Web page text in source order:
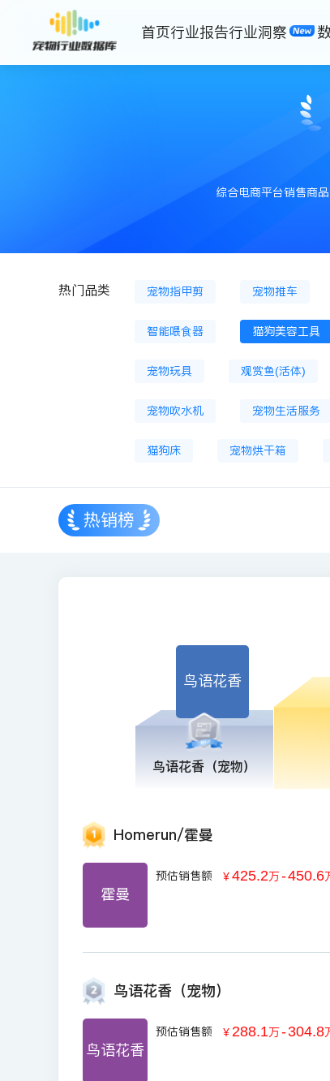
首页行业报告行业洞察
综合电商平台销售商
热门品类
狗零食餐盒
狗营养膏 猫用鱼油等
宠物指甲剪 宠物推车
智能喂食器 猫狗美容工具
宠物玩具 观赏鱼(活体)
宠物吹水机 宠物生活服务
猫狗床 宠物烘干箱
热销榜
鸟语花香
鸟语花香（宠物）
Homerun/霍曼
霍曼
预估销售额 ￥425.2万-450.6
鸟语花香（宠物）
鸟语花香
预估销售额 ￥ 288.1万-304.8